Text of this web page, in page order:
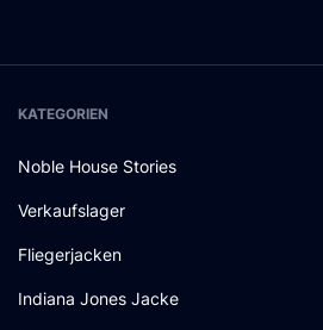
KATEGORIEN
Noble House Stories
Verkaufslager
Fliegerjacken
Indiana Jones Jacke